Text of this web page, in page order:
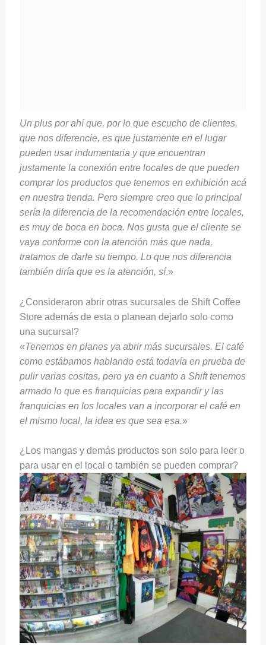
Un plus por ahí que, por lo que escucho de clientes,
que nos diferencie, es que justamente en el lugar
pueden usar indumentaria y que encuentran
justamente la conexión entre locales de que pueden
comprar los productos que tenemos en exhibición acá
en nuestra tienda. Pero siempre creo que lo principal
sería la diferencia de la recomendación entre locales,
es muy de boca en boca. Nos gusta que el cliente se
vaya conforme con la atención más que nada,
tratamos de darle su tiempo. Lo que nos diferencia
también diría que es la atención, sí.»
¿Consideraron abrir otras sucursales de Shift Coffee
Store además de esta o planean dejarlo solo como
una sucursal?
«Tenemos en planes ya abrir más sucursales. El café
como estábamos hablando está todavía en prueba de
pulir varias cositas, pero ya en cuanto a Shift tenemos
armado lo que es franquicias para expandir y las
franquicias en los locales van a incorporar el café en
el mismo local, la idea es que sea esa.»
¿Los mangas y demás productos son solo para leer o
para usar en el local o también se pueden comprar?